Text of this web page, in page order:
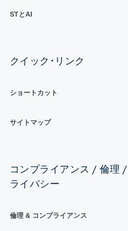
STとAI
クイック･リンク
ショートカット
サイトマップ
コンプライアンス / 倫理
ライバシー
倫理 & コンプライアンス